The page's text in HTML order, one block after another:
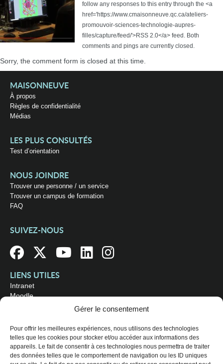
Gérer le consentement
Pour offrir les meilleures expériences, nous utilisons des technologies
telles que les cookies pour stocker et/ou accéder aux informations des
appareils. Le fait de consentir à ces technologies nous permettra de traiter
des données telles que le comportement de navigation ou les ID uniques
follow any responses to this entry through the <a
href='https://www.cmaisonneuve.qc.ca/ateliers-
promouvoir-sciences-technologie-aupres-
filles/capture/feed/'>RSS 2.0</a> feed. Both
comments and pings are currently closed.
Sorry, the comment form is closed at this time.
MAISONNEUVE
À propos
Règles de confidentialité
Médias
LES PLUS CONSULTÉS
Test d’orientation
NOUS JOINDRE
Trouver une personne / un service
Trouver un campus de formation
FAQ
SUIVEZ-NOUS
LIENS UTILES
Intranet
Moodle
OÙ NOUS TROUVER
Campus principal
3800, rue Sherbrooke Est